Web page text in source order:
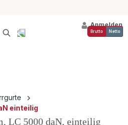
Anmelden
Brutto Netto
einteilig
LC 5000 daN, einteilig